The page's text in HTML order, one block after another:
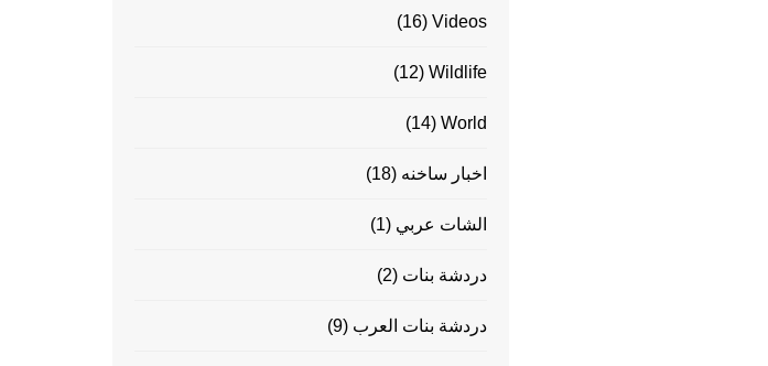
Videos
(16)
Wildlife
(12)
World
(14)
اخبار ساخنه (18)
الشات عربي (1)
دردشة بنات (2)
دردشة بنات العرب (9)